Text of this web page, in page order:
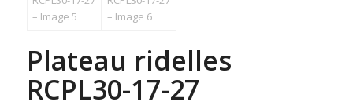
Plateau ridelles
RCPL30-17-27